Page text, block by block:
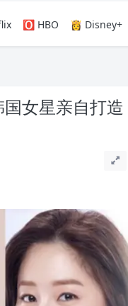
🅾️ HBO 👸 Disney+
女星亲自打造